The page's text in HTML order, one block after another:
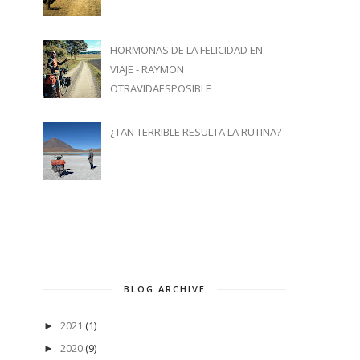
HORMONAS DE LA FELICIDAD EN
VIAJE - RAYMON
OTRAVIDAESPOSIBLE
¿TAN TERRIBLE RESULTA LA RUTINA?
BLOG ARCHIVE
►2021 (1)
►2020 (9)